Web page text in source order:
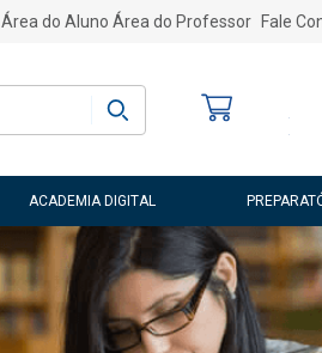
Área do Aluno Área do Professor Fale
ACADEMIA DIGITAL